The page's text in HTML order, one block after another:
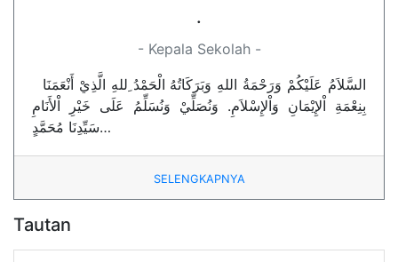
.
- Kepala Sekolah -
بِنِعْمَةِ اْلإِيْمَانِ وَاْلإِسْلاَمِ. وَنُصَلِّيْ وَنُسَلِّمُ عَلَى خَيْرِ اْلأَنَامِ
سَيِّدِنَا مُحَمَّدٍ…
SELENGKAPNYA
Tautan